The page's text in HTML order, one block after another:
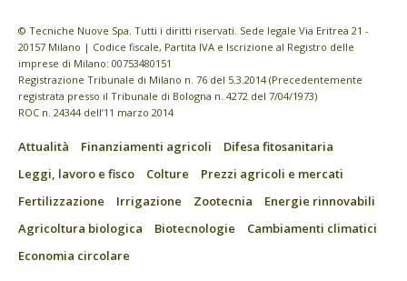
© Tecniche Nuove Spa. Tutti i diritti riservati. Sede legale Via Eritrea 21 -
20157 Milano | Codice fiscale, Partita IVA e Iscrizione al Registro delle
imprese di Milano: 00753480151
Registrazione Tribunale di Milano n. 76 del 5.3.2014 (Precedentemente
registrata presso il Tribunale di Bologna n. 4272 del 7/04/1973)
ROC n. 24344 dell’11 marzo 2014
Attualità Finanziamenti agricoli
Difesa fitosanitaria
Leggi, lavoro e fisco
Colture
Prezzi agricoli e mercati
Fertilizzazione
Irrigazione Zootecnia
Energie rinnovabili
Agricoltura biologica
Biotecnologie
Cambiamenti climatici
Economia circolare